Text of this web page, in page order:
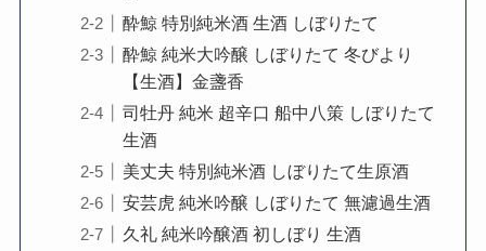
酔鯨 特別純米酒 生酒 しぼりたて
酔鯨 純米大吟醸 しぼりたて 冬びより
【生酒】金盞香
司牡丹 純米 超辛口 船中八策 しぼりたて
生酒
美丈夫 特別純米酒 しぼりたて生原酒
安芸虎 純米吟醸 しぼりたて 無濾過生酒
久礼 純米吟醸酒 初しぼり 生酒